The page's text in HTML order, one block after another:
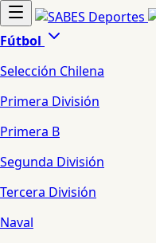
Fútbol
Selección Chilena
Primera División
Primera B
Segunda División
Tercera División
Naval